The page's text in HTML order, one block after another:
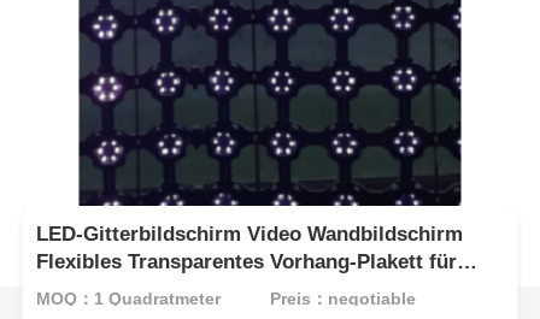
LED-Gitterbildschirm Video Wandbildschirm
Flexibles Transparentes Vorhang-Plakett für
Gebäudefassade Bühnenwerbung
MOQ：1 Quadratmeter Preis：negotiable